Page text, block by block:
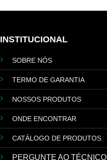
INSTITUCIONAL
SOBRE NÓS
TERMO DE GARANTIA
NOSSOS PRODUTOS
ONDE ENCONTRAR
CATÁLOGO DE PRODUTOS
PERGUNTE AO TÉCNICO